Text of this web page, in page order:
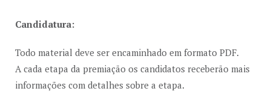
Candidatura:
Todo material deve ser encaminhado em formato PDF.
A cada etapa da premiação os candidatos receberão mais
informações com detalhes sobre a etapa.